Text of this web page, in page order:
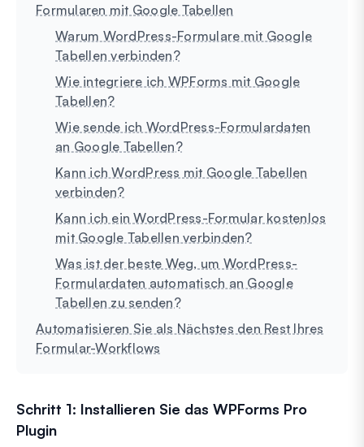
Formularen mit Google Tabellen
Warum WordPress-Formulare mit Google
Tabellen verbinden?
Wie integriere ich WPForms mit Google
Tabellen?
Wie sende ich WordPress-Formulardaten
an Google Tabellen?
Kann ich WordPress mit Google Tabellen
verbinden?
Kann ich ein WordPress-Formular kostenlos
mit Google Tabellen verbinden?
Was ist der beste Weg, um WordPress-
Formulardaten automatisch an Google
Tabellen zu senden?
Automatisieren Sie als Nächstes den Rest Ihres
Formular-Workflows
Schritt 1: Installieren Sie das WPForms Pro
Plugin